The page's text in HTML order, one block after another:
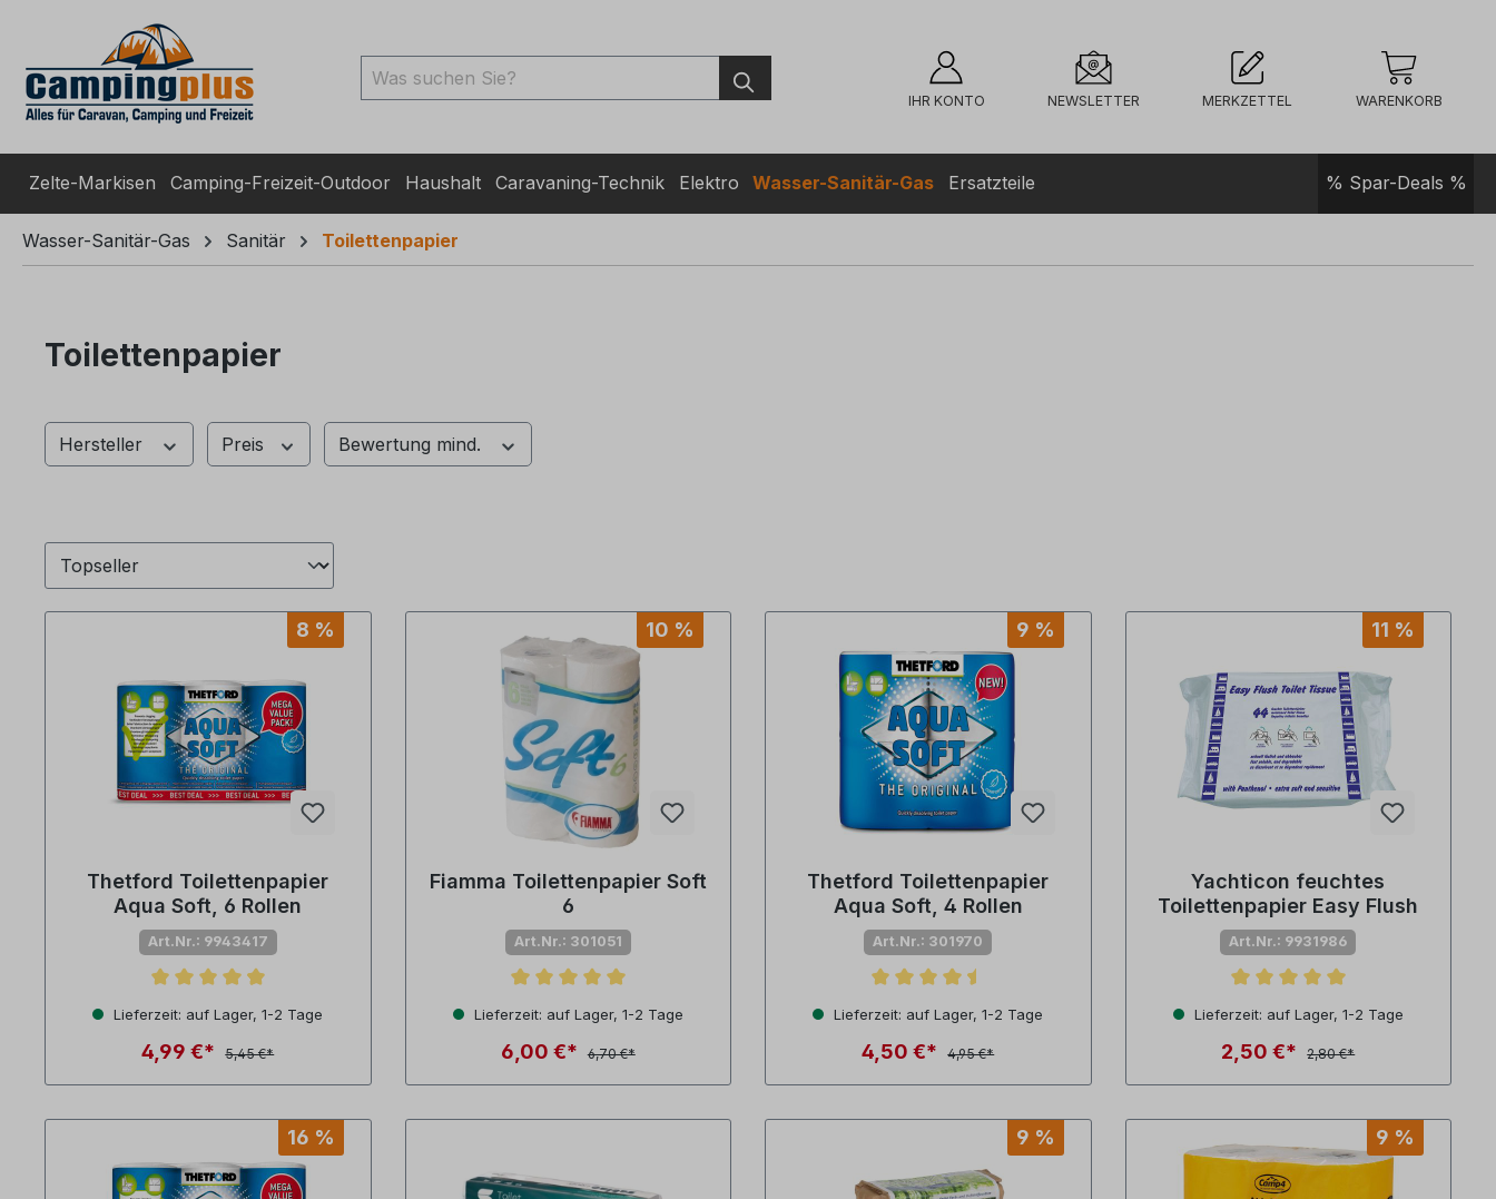
Zur Suche springen
NEWSLETTER MERKZETTEL
IHR KONTO WARENKORB
Zelte-Markisen Camping-Freizeit-Outdoor Haushalt Caravaning-Technik Elektro Wasser-Sanitär-Gas Ersatzteile % Spar-Deals %
Wasser-Sanitär-Gas Sanitär Toilettenpapier
Toilettenpapier
Hersteller Preis Bewertung mind.
8 %
Thetford Toilettenpapier
Aqua Soft, 6 Rollen
Art.Nr.: 9943417
Durchschnittliche Bewertung von 4.8 von 5 Sternen
Lieferzeit: auf Lager, 1-2 Tage
4,99 €* 5,45 €*
10 %
Fiamma Toilettenpapier Soft
6
Art.Nr.: 301051
Durchschnittliche Bewertung von 5 von 5 Sternen
Lieferzeit: auf Lager, 1-2 Tage
6,00 €* 6,70 €*
9 %
Thetford Toilettenpapier
Aqua Soft, 4 Rollen
Art.Nr.: 301970
Durchschnittliche Bewertung von 4.3 von 5 Sternen
Lieferzeit: auf Lager, 1-2 Tage
4,50 €* 4,95 €*
11 %
Yachticon feuchtes
Toilettenpapier Easy Flush
Art.Nr.: 9931986
Durchschnittliche Bewertung von 5 von
Lieferzeit: auf Lager, 1-2 Tage
2,50 €* 2,80 €*
16 % 9 % 9 %